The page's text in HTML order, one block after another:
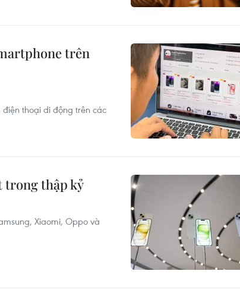
trên
thoại di động trên các
trong thập kỷ
Xiaomi, Oppo và